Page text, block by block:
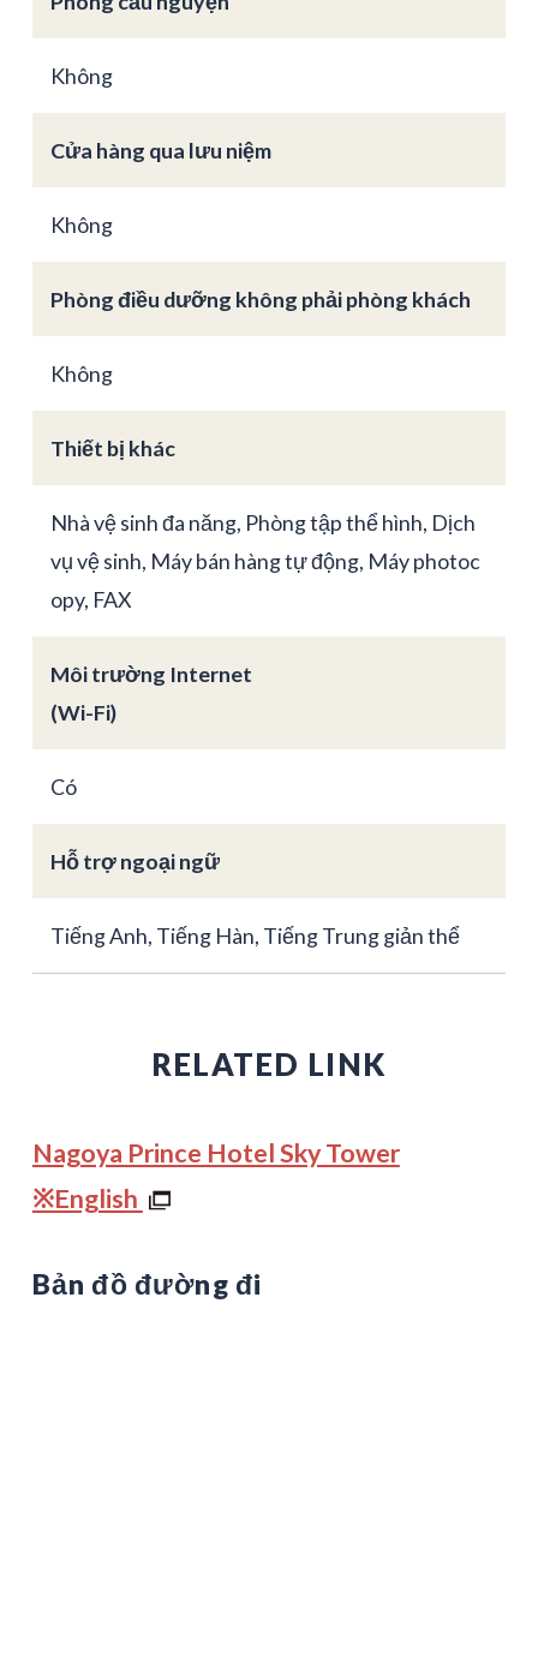
Không
Cửa hàng qua lưu niệm
Không
Phòng điều dưỡng không phải phòng khách
Không
Thiết bị khác
Nhà vệ sinh đa năng, Phòng tập thể hình, Dịch
vụ vệ sinh, Máy bán hàng tự động, Máy photoc
opy, FAX
Môi trường Internet
(Wi-Fi)
Có
Hỗ trợ ngoại ngữ
Tiếng Anh, Tiếng Hàn, Tiếng Trung giản thể
RELATED LINK
Nagoya Prince Hotel Sky Tower
※English
Bản đồ đường đi